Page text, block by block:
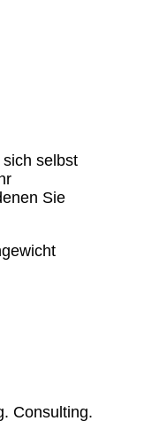
selbst
Sie
Consulting.